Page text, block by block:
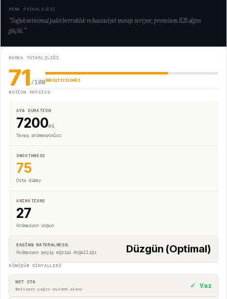
RENK PSİKOLOJİSİ
"Soğuk minimal palet berraklık ve hassasiyet mesajı veriyor; premium B2B algısı
güçlü."
MARKA TUTARLILIĞI
71 /100Geliştirilmeli
MOTION PHYSICS
AVG DURATION
7200ms
Yavaş animasyonlar
SMOOTHNESS
75
Orta düzey
ANIMATIONS
27
Animasyon yoğun
EASING NATURALNESS
Animasyon geçiş eğrisi doğallığı
Düzgün (Optimal)
DÖNÜŞÜM SINYALLERI
NET CTA
Belirgin çağrı-eyleme alanı ✓ Var